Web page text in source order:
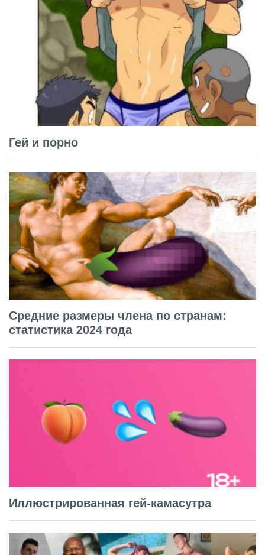
Гей и порно
Средние размеры члена по странам:
статистика 2024 года
Иллюстрированная гей-камасутра